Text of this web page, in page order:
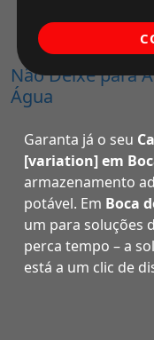
Não Deixe para
Água
Garanta já o seu
[variation] em
armazenamento
potável. Em Boca
um para soluções
perca tempo – a
está a um clic de